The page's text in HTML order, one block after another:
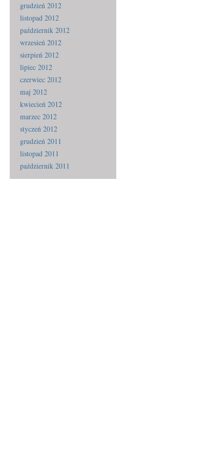
grudzień 2012
listopad 2012
październik 2012
wrzesień 2012
sierpień 2012
lipiec 2012
czerwiec 2012
maj 2012
kwiecień 2012
marzec 2012
styczeń 2012
grudzień 2011
listopad 2011
październik 2011